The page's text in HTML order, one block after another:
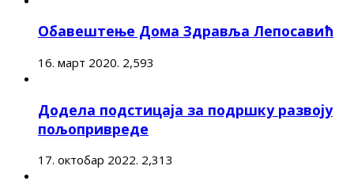
Обавештење Дома Здравља Лепосавић
16. март 2020. 2,593
Додела подстицаја за подршку развоју
пољопривреде
17. октобар 2022. 2,313